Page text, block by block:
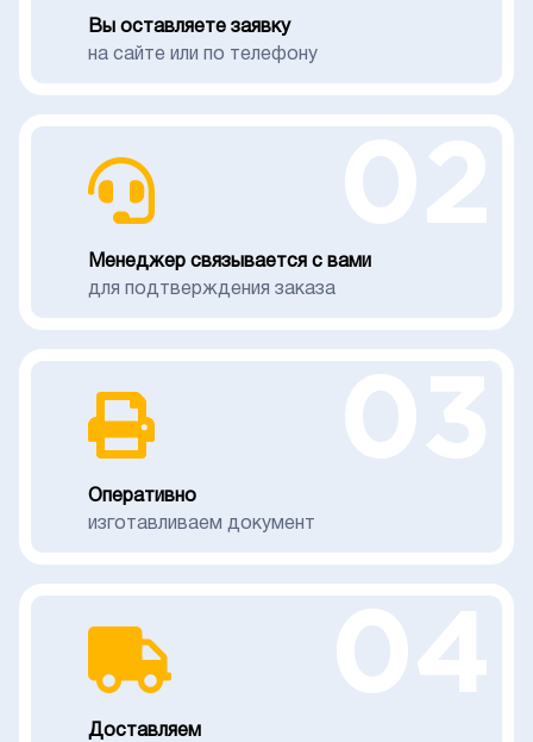
Вы оставляете заявку
на сайте или по телефону
Менеджер связывается с вами
для подтверждения заказа
Оперативно
изготавливаем документ
Доставляем